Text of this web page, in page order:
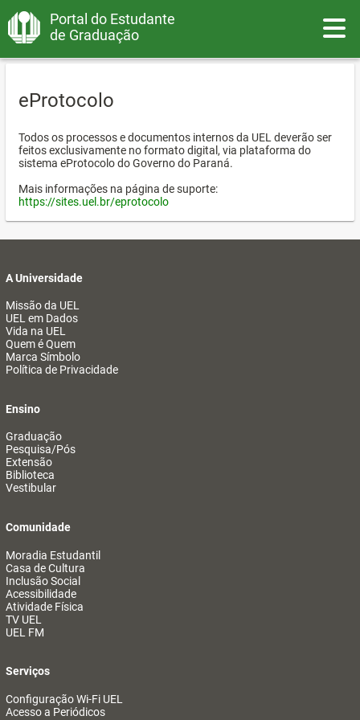
Portal do Estudante
de Graduação
eProtocolo
Todos os processos e documentos internos da UEL deverão ser
feitos exclusivamente no formato digital, via plataforma do
sistema eProtocolo do Governo do Paraná.
Mais informações na página de suporte:
https://sites.uel.br/eprotocolo
A Universidade
Missão da UEL
UEL em Dados
Vida na UEL
Quem é Quem
Marca Símbolo
Política de Privacidade
Ensino
Graduação
Pesquisa/Pós
Extensão
Biblioteca
Vestibular
Comunidade
Moradia Estudantil
Casa de Cultura
Inclusão Social
Acessibilidade
Atividade Física
TV UEL
UEL FM
Serviços
Configuração Wi-Fi UEL
Acesso a Periódicos